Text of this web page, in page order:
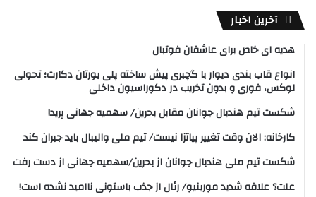
آخرین اخبار
هدیه ای خاص برای عاشفان فوتبال
انواع قاب بندی دیوار با گچبری پیش ساخته پلی یورتان دکارت؛ تحولی
لوکس، فوری و بدون تخریب در دکوراسیون داخلی
شکست تیم هندبال جوانان مقابل بحرین/ سهمیه جهانی پرید!
کارخانه: الان وقت تغییر پیاتزا نیست/ تیم ملی والیبال باید جبران کند
شکست تیم ملی هندبال جوانان از بحرین/سهمیه جهانی از دست رفت
علت؟ علاقه شدید مورینیو/ رئال از جذب باستونی ناامید نشده است!